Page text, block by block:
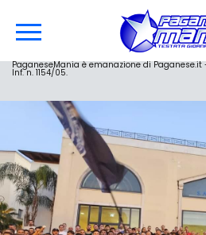
PaganeseMania è emanazione di
Inf. n. 1154/05.